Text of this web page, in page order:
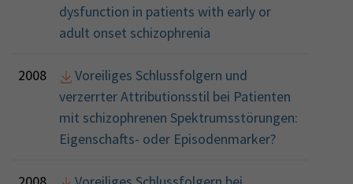
dysfunction in patients with early or
adult onset schizophrenia
2008
Voreiliges Schlussfolgern und
verzerrter Attributionsstil bei Patienten
mit schizophrenen Spektrumsstörungen:
Eigenschafts- oder Episodenmarker?